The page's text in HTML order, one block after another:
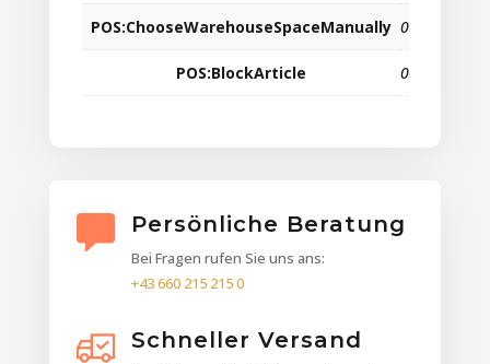
POS:ChooseWarehouseSpaceManually 0
POS:BlockArticle 0
Persönliche Beratung
Bei Fragen rufen Sie uns ans:
+43 660 215 215 0
Schneller Versand